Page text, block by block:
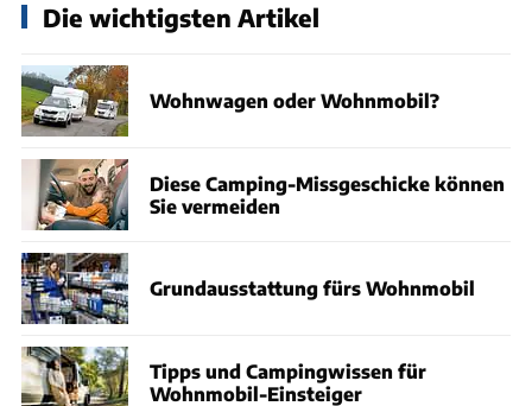
Die wichtigsten Artikel
Wohnwagen oder Wohnmobil?
Diese Camping-Missgeschicke können
Sie vermeiden
Grundausstattung fürs Wohnmobil
Tipps und Campingwissen für
Wohnmobil-Einsteiger